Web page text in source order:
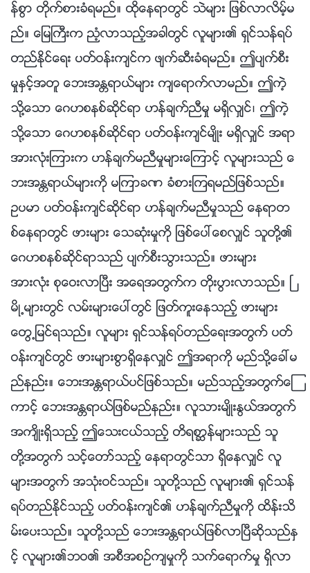
န္စြာ တိုက္စားခံရမည္။ ထိုေနရာတြင္ သဲမ်ား ျဖစ္လာလိမ့္မ
ည္။ ေျမႀကီးက ညံ့လာသည့္အခါတြင္ လူမ်ား၏ ရွင္သန္ရပ္
တည္ႏိုင္ေရး ပတ္ဝန္းက်င္က ဖ်က္ဆီးခံရမည္။ ဤပ်က္စီး
မႈႏွင့္အတူ ေဘးအႏၲရာယ္မ်ား က်ေရာက္လာမည္။ ဤကဲ့
သို႔ေသာ ေဂဟစနစ္ဆိုင္ရာ ဟန္ခ်က္ညီမႈ မရွိလွ်င္၊ ဤကဲ့
သို႔ေသာ ေဂဟစနစ္ဆိုင္ရာ ပတ္ဝန္းက်င္မ်ိဳး မရွိလွ်င္ အရာ
အားလုံးၾကားက ဟန္ခ်က္မညီမႈမ်ားေၾကာင့္ လူမ်ားသည္ ေ
ဘးအႏၲရာယ္မ်ားကို မၾကာခဏ ခံစားၾကရမည္ျဖစ္သည္။
ဥပမာ ပတ္ဝန္းက်င္ဆိုင္ရာ ဟန္ခ်က္မညီမႈသည္ ေနရာတ
စ္ေနရာတြင္ ဖားမ်ား ေသဆုံးမႈကို ျဖစ္ေပၚေစလွ်င္ သူတို႔၏
ေဂဟစနစ္ဆိုင္ရာသည္ ပ်က္စီးသြားသည္။ ဖားမ်ား
အားလုံး စုေဝးလာၿပီး အေရအတြက္က တိုးပြားလာသည္။ ၿ
မိဳ႕မ်ားတြင္ လမ္းမ်ားေပၚတြင္ ျဖတ္ကူးေနသည့္ ဖားမ်ား
ေတြ႕ျမင္ရသည္။ လူမ်ား ရွင္သန္ရပ္တည္ေရးအတြက္ ပတ္
ဝန္းက်င္တြင္ ဖားမ်ားစြာရွိေနလွ်င္ ဤအရာကို မည္သို႔ေခၚမ
ည္နည္း။ ေဘးအႏၲရာယ္ပင္ျဖစ္သည္။ မည္သည့္အတြက္ေၾ
ကာင့္ ေဘးအႏၲရာယ္ျဖစ္မည္နည္း။ လူသားမ်ိဳးႏြယ္အတြက္
အက်ိဳးရွိသည့္ ဤေသးငယ္သည့္ တိရစာၦန္မ်ားသည္ သူ
တို႔အတြက္ သင့္ေတာ္သည့္ ေနရာတြင္သာ ရွိေနလွ်င္ လူ
မ်ားအတြက္ အသုံးဝင္သည္။ သူတို႔သည္ လူမ်ား၏ ရွင္သန္
ရပ္တည္ႏိုင္သည့္ ပတ္ဝန္းက်င္၏ ဟန္ခ်က္ညီမႈကို ထိန္းသိ
မ္းေပးသည္။ သူတို႔သည္ ေဘးအႏၲရာယ္ျဖစ္လာၿပီဆိုသည္ႏွ
င့္ လူမ်ား၏ဘဝ၏ အစီအစဥ္က်မႈကို သက္ေရာက္မႈ ရွိလာ